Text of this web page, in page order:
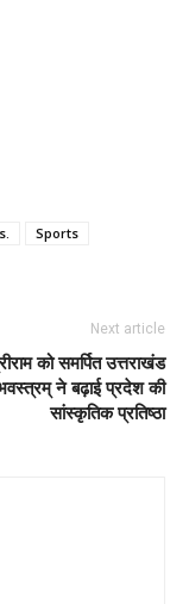
Sports
Next article
को समर्पित उत्तराखंड
ने बढ़ाई प्रदेश की
सांस्कृतिक प्रतिष्ठा